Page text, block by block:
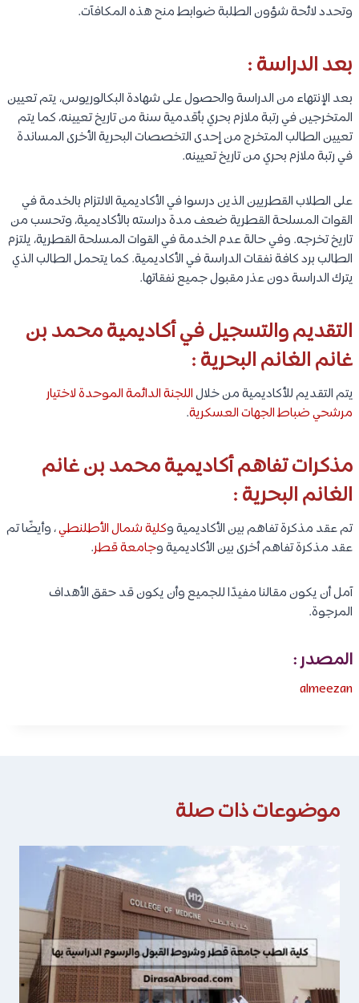
وتحدد لائحة شؤون الطلبة ضوابط منح هذه المكافآت.
بعد الدراسة :
بعد الإنتهاء من الدراسة والحصول على شهادة البكالوريوس، يتم تعيين
المتخرجين في رتبة ملازم بحري بأقدمية سنة من تاريخ تعيينه، كما يتم
تعيين الطالب المتخرج من إحدى التخصصات البحرية الأخرى المساندة
في رتبة ملازم بحري من تاريخ تعيينه.
على الطلاب القطريين الذين درسوا في الأكاديمية الالتزام بالخدمة في
القوات المسلحة القطرية ضعف مدة دراسته بالأكاديمية، وتحسب من
تاريخ تخرجه. وفي حالة عدم الخدمة في القوات المسلحة القطرية، يلتزم
الطالب برد كافة نفقات الدراسة في الأكاديمية. كما يتحمل الطالب الذي
يترك الدراسة دون عذر مقبول جميع نفقاتها.
التقديم والتسجيل في أكاديمية محمد بن
غانم الغانم البحرية :
يتم التقديم للأكاديمية من خلالاللجنة الدائمة الموحدة لاختيار
مرشحي ضباط الجهات العسكرية.
مذكرات تفاهم أكاديمية محمد بن غانم
الغانم البحرية :
تم عقد مذكرة تفاهم بين الأكاديمية وكلية شمال الأطلنطي، وأيضًا تم
عقد مذكرة تفاهم أخرى بين الأكاديمية وجامعة قطر.
آمل أن يكون مقالنا مفيدًا للجميع وأن يكون قد حقق الأهداف
المرجوة.
المصدر :
almeezan
موضوعات ذات صلة